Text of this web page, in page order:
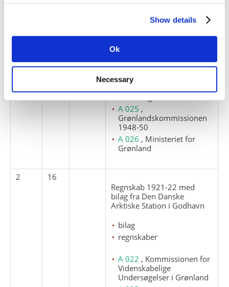
Show details
Ok
Necessary
Regnskab 1920-21 med
bilag fra Den Danske
Arktiske Station i Godhavn
A 022
Videnskabelige
A 025 ,
Grønlandskommissionen
1948-50
A 026 , Ministeriet for
Grønland
2
16
Regnskab 1921-22 med
bilag fra Den Danske
Arktiske Station i Godhavn
bilag
regnskaber
A 022 , Kommissionen for
Videnskabelige
Undersøgelser i Grønland